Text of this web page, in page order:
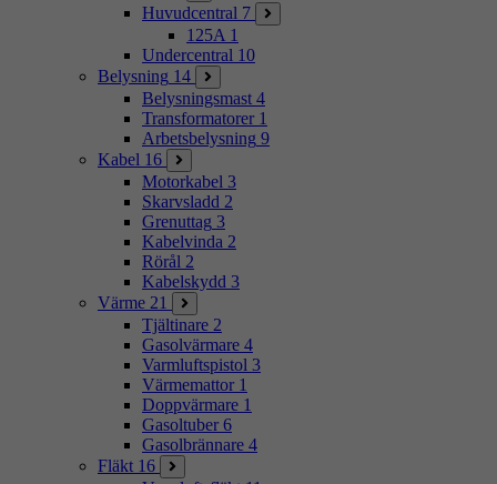
Huvudcentral 7
125A 1
Undercentral 10
Belysning 14
Belysningsmast 4
Transformatorer 1
Arbetsbelysning 9
Kabel 16
Motorkabel 3
Skarvsladd 2
Grenuttag 3
Kabelvinda 2
Rörål 2
Kabelskydd 3
Värme 21
Tjältinare 2
Gasolvärmare 4
Varmluftspistol 3
Värmemattor 1
Doppvärmare 1
Gasoltuber 6
Gasolbrännare 4
Fläkt 16